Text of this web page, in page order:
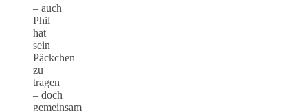
– auch
Phil
hat
sein
Päckchen
zu
tragen
– doch
gemeinsam